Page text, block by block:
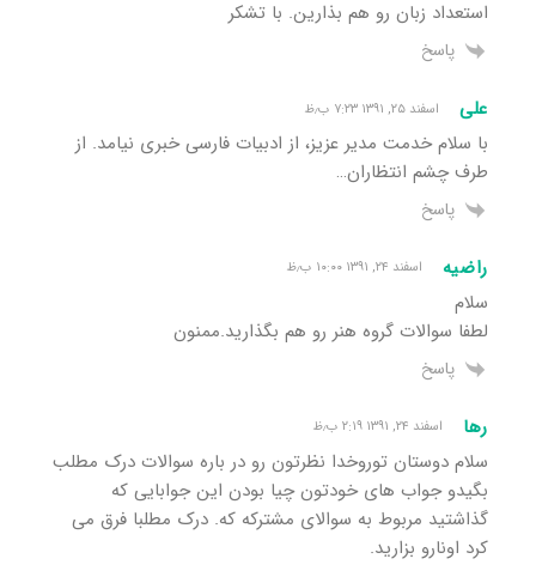
استعداد زبان رو هم بذارین. با تشکر
پاسخ
علی اسفند ۲۵, ۱۳۹۱ ۷:۲۳ ب٫ظ
با سلام خدمت مدیر عزیز، از ادبیات فارسی خبری نیامد. از
طرف چشم انتظاران…
پاسخ
راضیه اسفند ۲۴, ۱۳۹۱ ۱۰:۰۰ ب٫ظ
سلام
لطفا سوالات گروه هنر رو هم بگذارید.ممنون
پاسخ
رها اسفند ۲۴, ۱۳۹۱ ۲:۱۹ ب٫ظ
سلام دوستان توروخدا نظرتون رو در باره سوالات درک مطلب
بگیدو جواب های خودتون چیا بودن این جوابایی که
گذاشتید مربوط به سوالای مشترکه که. درک مطلبا فرق می
کرد اونارو بزارید.